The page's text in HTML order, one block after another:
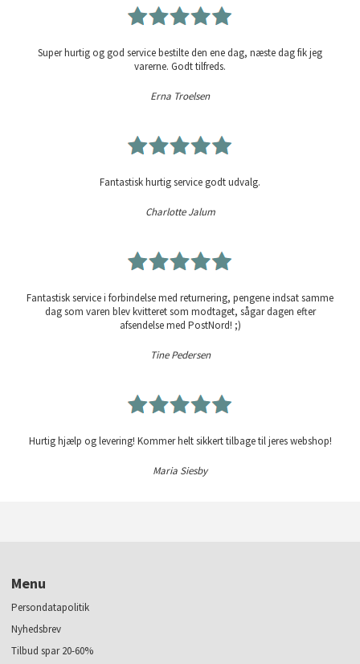
Super hurtig og god service bestilte den ene dag, næste dag fik jeg
varerne. Godt tilfreds.
Erna Troelsen
Fantastisk hurtig service godt udvalg.
Charlotte Jalum
Fantastisk service i forbindelse med returnering, pengene indsat samme
dag som varen blev kvitteret som modtaget, sågar dagen efter
afsendelse med PostNord! ;)
Tine Pedersen
Hurtig hjælp og levering! Kommer helt sikkert tilbage til jeres webshop!
Maria Siesby
Menu
Persondatapolitik
Nyhedsbrev
Tilbud spar 20-60%